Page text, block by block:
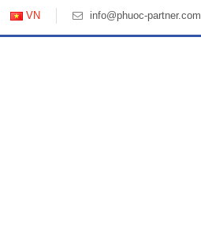
VN info@phuoc-partner.com